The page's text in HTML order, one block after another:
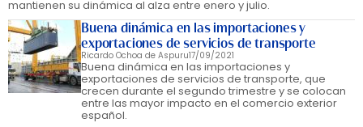
mantienen su dinámica al alza entre enero y julio.
Buena dinámica en las importaciones y
exportaciones de servicios de transporte
Ricardo Ochoa de Aspuru17/09/2021
Buena dinámica en las importaciones y
exportaciones de servicios de transporte, que
crecen durante el segundo trimestre y se colocan
entre las mayor impacto en el comercio exterior
español.